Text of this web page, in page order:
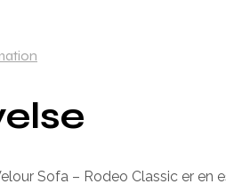
Sofa – Rodeo Classic er en